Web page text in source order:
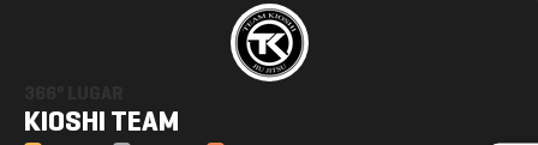
KIOSHI TEAM